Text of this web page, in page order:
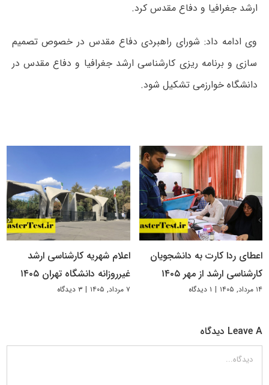
ارشد جغرافیا و دفاع مقدس کرد.
وی ادامه داد: شورای راهبردی دفاع مقدس در خصوص تصمیم
سازی و برنامه ریزی کارشناسی ارشد جغرافیا و دفاع مقدس در
دانشگاه خوارزمی تشکیل شود.
اعطای ردا کارت به دانشجویان
کارشناسی ارشد از مهر ۱۴۰۵
۱۴ مرداد, ۱۴۰۵ | ۱ دیدگاه
اعلام شهریه کارشناسی ارشد
غیرروزانه دانشگاه تهران ۱۴۰۵
۷ مرداد, ۱۴۰۵ | ۳ دیدگاه
Leave A دیدگاه
دیدگاه